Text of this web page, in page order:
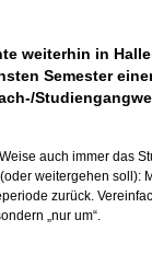
weiterhin in
Semester
auch immer das
weitergehen soll):
zurück.
„nur um“.